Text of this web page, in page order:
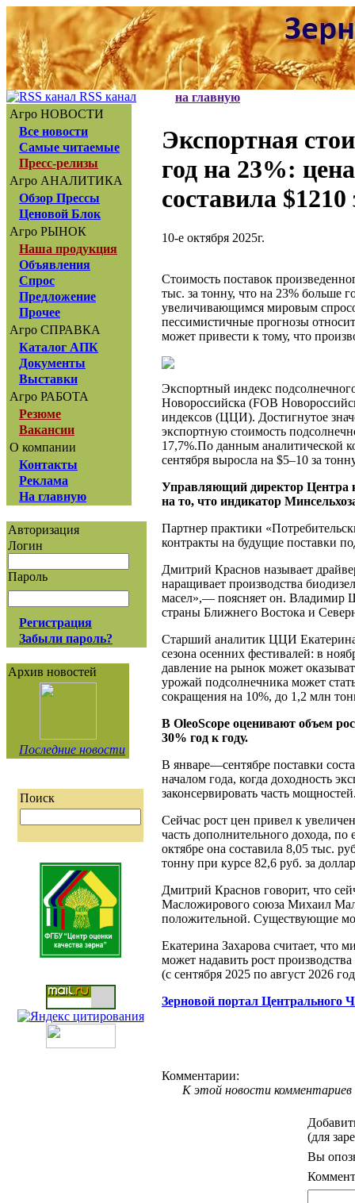
RSS канал
Агро НОВОСТИ
Все новости
Самые читаемые
Пресс-релизы
Агро АНАЛИТИКА
Обзор Прессы
Ценовой Блок
Агро РЫНОК
Наша продукция
Объявления
Спрос
Предложение
Прочее
Агро СПРАВКА
Каталог АПК
Документы
Выставки
Агро РАБОТА
Резюме
Вакансии
О компании
Контакты
Реклама
На главную
Авторизация
Логин
Пароль
Регистрация
Забыли пароль?
Архив новостей
Последние новости
Поиск
на главную
Экспортная
год на 23%:
составила $1210
10-е октября 2025г.
Стоимость поставок
тыс. за тонну, что на 23% больше
увеличивающимся мировым
пессимистичные прогнозы
может привести к тому, что
Экспортный индекс
Новороссийска (FOB
индексов (ЦЦИ). Достигнутое
экспортную стоимость
17,7%.По данным аналитической
сентября выросла на $5–10 за
Управляющий директор Центра
на то, что индикатор
Партнер практики
контракты на будущие поставки
Дмитрий Краснов называет
наращивает производства
масел»,— поясняет он. Владимир
страны Ближнего Востока и
Старший аналитик ЦЦИ Екатерина
сезона осенних фестивалей: в
давление на рынок может
урожай подсолнечника может
сокращения на 10%, до 1,2 млн
В OleoScope оценивают объем
30% год к году.
В январе—сентябре поставки
началом года, когда доходность
законсервировать часть
Сейчас рост цен привел к
часть дополнительного дохода,
октябре она составила 8,05 тыс.
тонну при курсе 82,6 руб. за
Дмитрий Краснов говорит, что
Масложирового союза Михаил
положительной. Существующие
Екатерина Захарова считает, что
может надавить рост
(с сентября 2025 по август 2026
Зерновой портал Центрального
Комментарии:
К этой новости комментариев
(для
Вы